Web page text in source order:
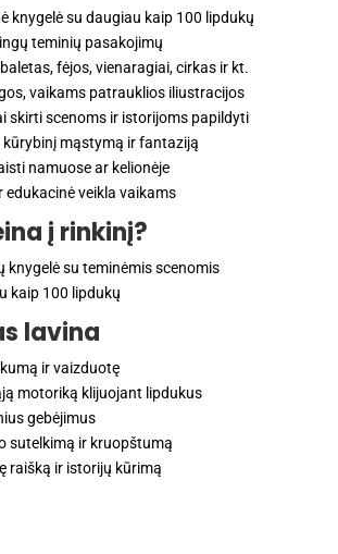
knygelė su daugiau kaip 100 lipdukų
teminių pasakojimų
fėjos, vienaragiai, cirkas ir kt.
vaikams patrauklios iliustracijos
skirti scenoms ir istorijoms papildyti
mąstymą ir fantaziją
namuose ar kelionėje
edukacinė veikla vaikams
į rinkinį?
knygelė su teminėmis scenomis
kaip 100 lipdukų
lavina
ir vaizduotę
motoriką klijuojant lipdukus
gebėjimus
sutelkimą ir kruopštumą
raišką ir istorijų kūrimą